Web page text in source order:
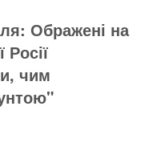
Ображені на
чим